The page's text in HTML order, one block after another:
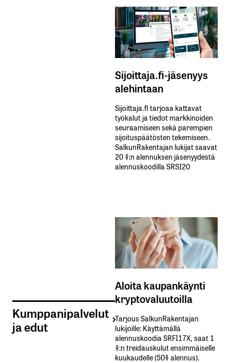
Kumppanipalvelut
ja edut
Sijoittaja.fi-jäsenyys
alehintaan
Sijoittaja.fi tarjoaa kattavat
työkalut ja tiedot markkinoiden
seuraamiseen sekä parempien
sijoituspäätösten tekemiseen.
SalkunRakentajan lukijat saavat
20 %:n alennuksen jäsenyydestä
alennuskoodilla SRSI20
Aloita kaupankäynti
kryptovaluutoilla
Tarjous SalkunRakentajan
lukijoille: Käyttämällä​ ​
alennuskoodia​ ​SRFI17X,​ ​saat​ ​1
%:n treidauskulut​ ​ensimmäiselle​ ​
kuukaudelle​ ​(50%​ ​alennus).